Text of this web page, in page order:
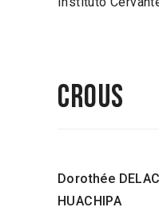
CROUS
Dorothée
HUACHIPA